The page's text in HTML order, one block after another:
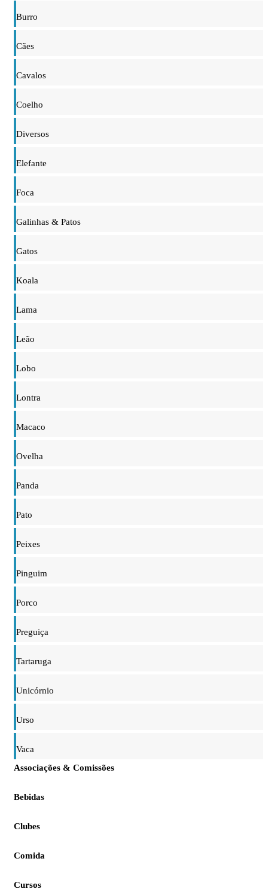
Burro
Cães
Cavalos
Coelho
Diversos
Elefante
Foca
Galinhas & Patos
Gatos
Koala
Lama
Leão
Lobo
Lontra
Macaco
Ovelha
Panda
Pato
Peixes
Pinguim
Porco
Preguiça
Tartaruga
Unicórnio
Urso
Vaca
Associações & Comissões
Bebidas
Clubes
Comida
Cursos